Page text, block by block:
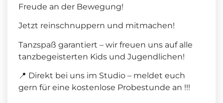
Freude an der Bewegung!
Jetzt reinschnuppern und mitmachen!
Tanzspaß garantiert – wir freuen uns auf alle
tanzbegeisterten Kids und Jugendlichen!
📍 Direkt bei uns im Studio – meldet euch
gern für eine kostenlose Probestunde an !!!